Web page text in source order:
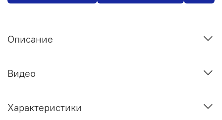
Описание
Видео
Характеристики